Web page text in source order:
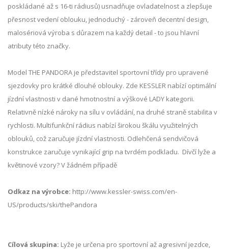
poskládané až s 16-ti rádiusů) usnadňuje ovladatelnost a zlepšuje
přesnost vedení oblouku, jednoduchý - zároveň decentní design,
malosériová výroba s důrazem na každý detail - to jsou hlavní
atributy této značky.
Model THE PANDORA je představitel sportovní třídy pro upravené
sjezdovky pro krátké dlouhé oblouky. Zde KESSLER nabízí optimální
jízdní vlastnosti v dané hmotnostní a výškové LADY kategorii.
Relativně nízké nároky na sílu v ovládání, na druhé straně stabilita v
rychlosti. Multifunkční rádius nabízí širokou škálu využitelných
oblouků, což zaručuje jízdní vlastnosti. Odlehčená sendvičová
konstrukce zaručuje vynikající grip na tvrdém podkladu. Dívčí lyže a
květinové vzory? V žádném případě
Odkaz na výrobce: http://www.kessler-swiss.com/en-
US/products/ski/thePandora
Cílová skupina: Lyže je určena pro sportovní až agresivní jezdce,